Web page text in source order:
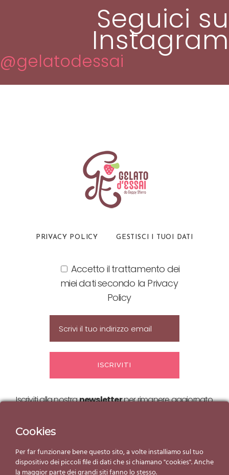
Seguici su
Instagram
@gelatodessai
PRIVACY POLICY GESTISCI I TUOI DATI
Accetto il trattamento dei
miei dati secondo la Privacy
Policy
Iscriviti alla nostranewsletterper rimanere aggiornato
Cookies
Per far funzionare bene questo sito, a volte installiamo sul tuo
dispositivo dei piccoli file di dati che si chiamano "cookies". Anche